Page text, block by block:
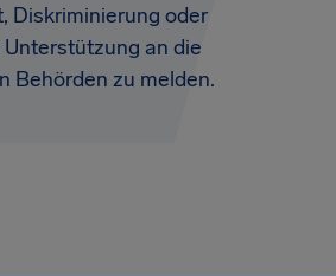
Diskriminierung oder
an die
Behörden zu melden.